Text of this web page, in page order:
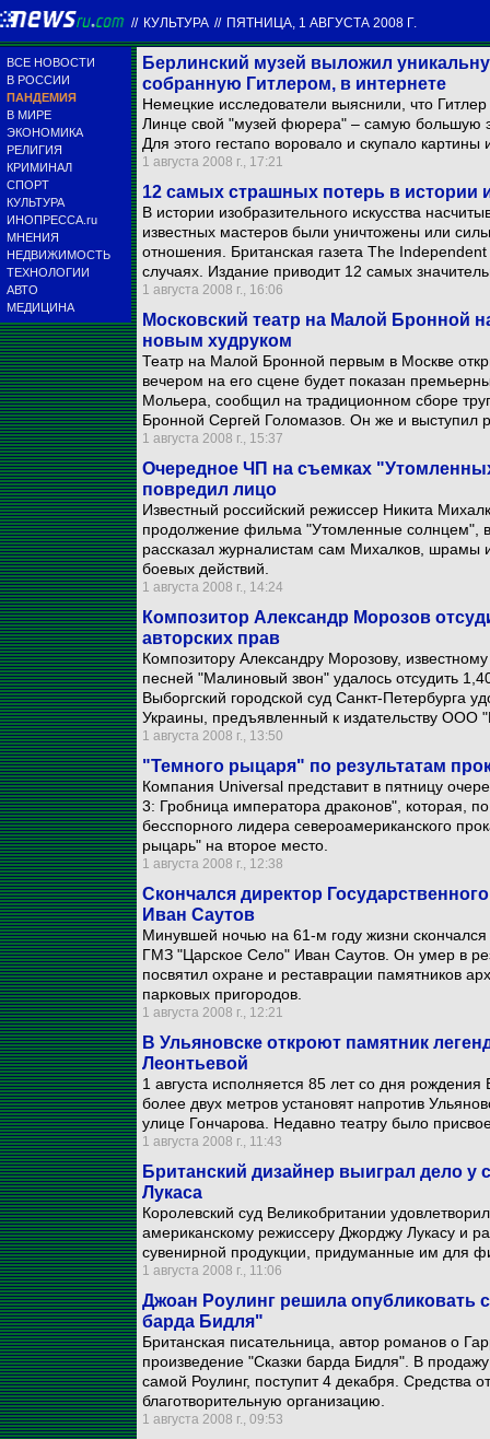
// КУЛЬТУРА // ПЯТНИЦА, 1 АВГУСТА 2008 Г.
ВСЕ НОВОСТИ
В РОССИИ
ПАНДЕМИЯ
В МИРЕ
ЭКОНОМИКА
РЕЛИГИЯ
КРИМИНАЛ
СПОРТ
КУЛЬТУРА
ИНОПРЕССА.ru
МНЕНИЯ
НЕДВИЖИМОСТЬ
ТЕХНОЛОГИИ
АВТО
МЕДИЦИНА
Берлинский музей выложил
собранную Гитлером, в интернете
Немецкие исследователи выяснили, что
Линце свой "музей фюрера" – самую большую
Для этого гестапо воровало и скупало картины
1 августа 2008 г., 17:21
12 самых страшных потерь в истории
В истории изобразительного искусства
известных мастеров были уничтожены или
отношения. Британская газета The
случаях. Издание приводит 12 самых
1 августа 2008 г., 16:06
Московский театр на Малой Бронной
новым худруком
Театр на Малой Бронной первым в Москве
вечером на его сцене будет показан
Мольера, сообщил на традиционном сборе
Бронной Сергей Голомазов. Он же и выступил
1 августа 2008 г., 15:37
Очередное ЧП на съемках
повредил лицо
Известный российский режиссер Никита
продолжение фильма "Утомленные солнцем",
рассказал журналистам сам Михалков, шрамы
боевых действий.
1 августа 2008 г., 14:24
Композитор Александр Морозов
авторских прав
Композитору Александру Морозову,
песней "Малиновый звон" удалось отсудить
Выборгский городской суд Санкт-Петербурга
Украины, предъявленный к издательству ООО
1 августа 2008 г., 13:50
"Темного рыцаря" по результатам
Компания Universal представит в пятницу
3: Гробница императора драконов", которая,
бесспорного лидера североамериканского
рыцарь" на второе место.
1 августа 2008 г., 12:38
Скончался директор
Иван Саутов
Минувшей ночью на 61-м году жизни скончался
ГМЗ "Царское Село" Иван Саутов. Он умер в
посвятил охране и реставрации памятников
парковых пригородов.
1 августа 2008 г., 12:21
В Ульяновске откроют памятник
Леонтьевой
1 августа исполняется 85 лет со дня
более двух метров установят напротив
улице Гончарова. Недавно театру было
1 августа 2008 г., 11:43
Британский дизайнер выиграл дело
Лукаса
Королевский суд Великобритании
американскому режиссеру Джорджу Лукасу и
сувенирной продукции, придуманные им для
1 августа 2008 г., 11:06
Джоан Роулинг решила опубликовать
барда Бидля"
Британская писательница, автор романов о
произведение "Сказки барда Бидля". В
самой Роулинг, поступит 4 декабря. Средства
благотворительную организацию.
1 августа 2008 г., 09:53